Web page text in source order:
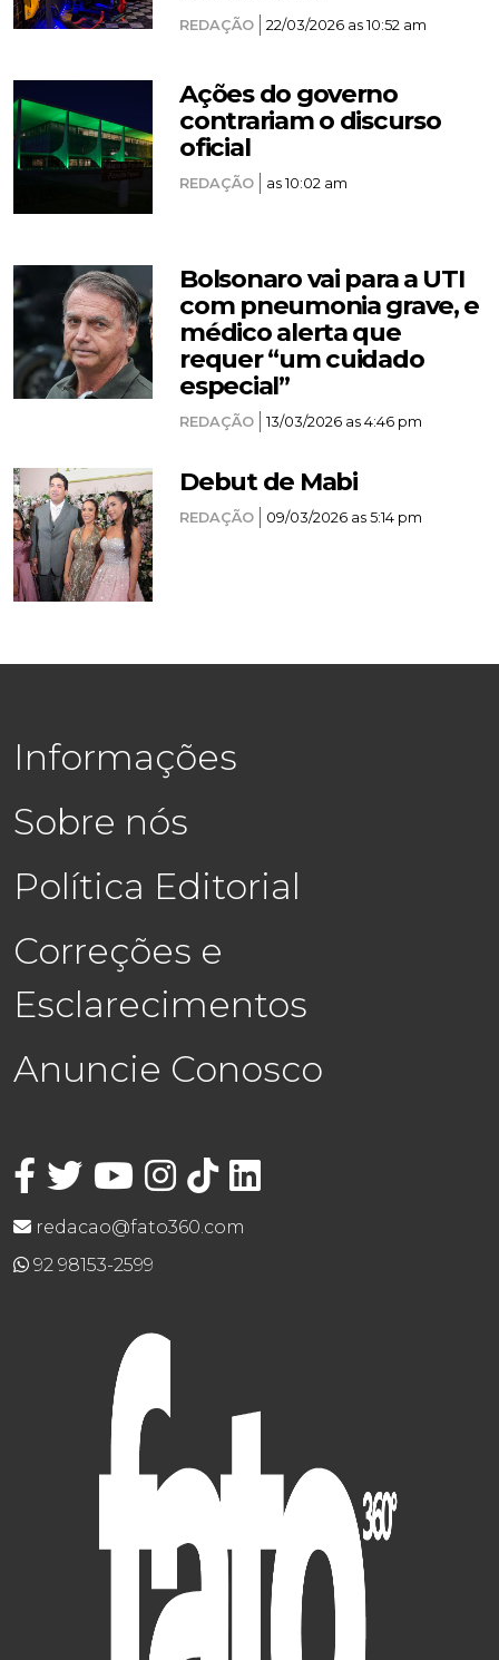
REDAÇÃO 22/03/2026 as 10:52 am
Ações do governo
contrariam o discurso
oficial
REDAÇÃO as 10:02 am
Bolsonaro vai para a UTI
com pneumonia grave, e
médico alerta que
requer “um cuidado
especial”
REDAÇÃO 13/03/2026 as 4:46 pm
Debut de Mabi
REDAÇÃO 09/03/2026 as 5:14 pm
Informações
Sobre nós
Política Editorial
Correções e
Esclarecimentos
Anuncie Conosco
redacao@fato360.com
92 98153-2599